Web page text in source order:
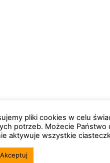
pliki cookies w celu
potrzeb. Możecie
aktywuje wszystkie
Akceptuj